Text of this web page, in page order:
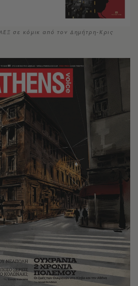
σε κόμικ από τον Δημήτρη-Κρις